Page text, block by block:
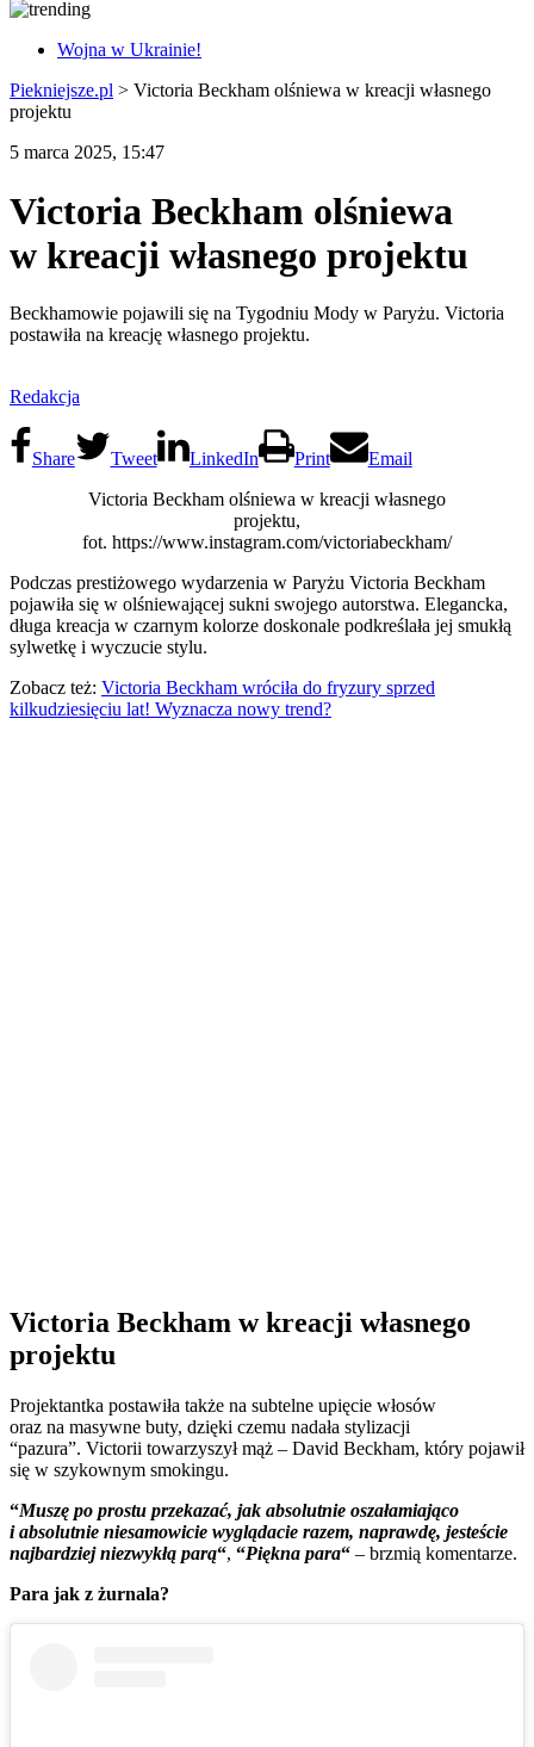
Wojna w Ukrainie!
Piekniejsze.pl > Victoria Beckham olśniewa w kreacji własnego
projektu
5 marca 2025, 15:47
Victoria Beckham olśniewa
w kreacji własnego projektu
Beckhamowie pojawili się na Tygodniu Mody w Paryżu. Victoria
postawiła na kreację własnego projektu.
Redakcja
Share Tweet LinkedIn Print
Email
Victoria Beckham olśniewa w kreacji własnego
projektu,
fot. https://www.instagram.com/victoriabeckham/
Podczas prestiżowego wydarzenia w Paryżu Victoria Beckham
pojawiła się w olśniewającej sukni swojego autorstwa. Elegancka,
długa kreacja w czarnym kolorze doskonale podkreślała jej smukłą
sylwetkę i wyczucie stylu.
Zobacz też: Victoria Beckham wróciła do fryzury sprzed
kilkudziesięciu lat! Wyznacza nowy trend?
Victoria Beckham w kreacji własnego
projektu
Projektantka postawiła także na subtelne upięcie włosów
oraz na masywne buty, dzięki czemu nadała stylizacji
“pazura”. Victorii towarzyszył mąż – David Beckham, który pojawił
się w szykownym smokingu.
“Muszę po prostu przekazać, jak absolutnie oszałamiająco
i absolutnie niesamowicie wyglądacie razem, naprawdę, jesteście
najbardziej niezwykłą parą“, “Piękna para“ – brzmią komentarze.
Para jak z żurnala?